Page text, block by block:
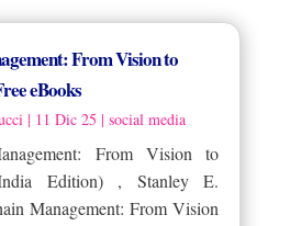
From Vision to
eBooks
| 11 Dic 25 | social media
From Vision to
Edition) , Stanley E.
Management: From Vision